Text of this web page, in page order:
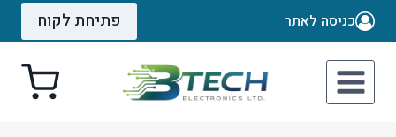
Skip
כניסה לאתר פתיחת לקוח